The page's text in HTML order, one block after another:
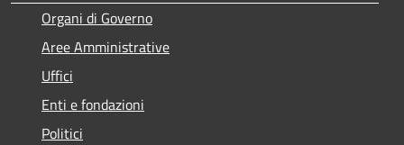
Organi di Governo
Aree Amministrative
Uffici
Enti e fondazioni
Politici